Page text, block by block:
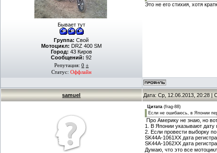
Бывает тут
Группа: Свой
Мотоцикл: DRZ 400 SM
Город: 43 Киров
Сообщений: 92
Репутация: 0 ±
Статус: Оффлайн
Это не его стихия, хотя
samuel Дата: Ср, 12.06.2013, 20:28 |
Цитата (frag-88)
Если не ошибаюсь, в Японии
Про Америку не знаю, но
1. В Японии указывают дату
2. Если провести выборку
SK44A-1061XX дата
SK44A-1062XX дата
Думаю, что это все